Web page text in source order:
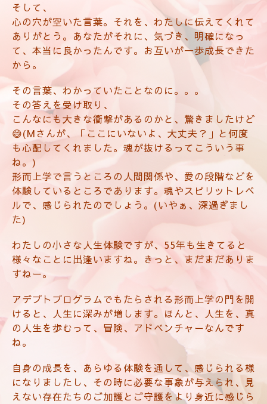
そして、
心の穴が空いた言葉。それを、わたしに伝えてくれて
ありがとう。あなたがそれに、気づき、明確になっ
て、本当に良かったんです。お互いが一歩成長できた
から。
その言葉、わかっていたことなのに。。。
その答えを受け取り、
こんなにも大きな衝撃があるのかと、驚きましたけど
😅(Mさんが、「ここにいないよ、大丈夫？」と何度
も心配してくれました。魂が抜けるってこういう事
ね。)
形而上学で言うところの人間関係や、愛の段階などを
体験しているところであります。魂やスピリットレベ
ルで、感じられたのでしょう。(いやぁ、深過ぎまし
た)
わたしの小さな人生体験ですが、55年も生きてると
様々なことに出逢いますね。きっと、まだまだありま
すねー。
アデプトプログラムでもたらされる形而上学の門を開
けると、人生に深みが増します。ほんと、人生を、真
の人生を歩むって、冒険、アドベンチャーなんです
ね。
自身の成長を、あらゆる体験を通して、感じられる様
になりましたし、その時に必要な事象が与えられ、見
えない存在たちのご加護とご守護をより身近に感じら